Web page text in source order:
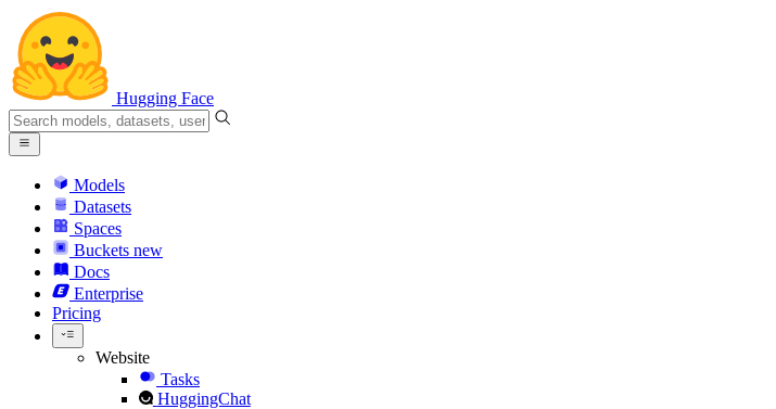
Hugging Face
Models
Datasets
Spaces
Buckets new
Docs
Enterprise
Pricing
Website
Tasks
HuggingChat